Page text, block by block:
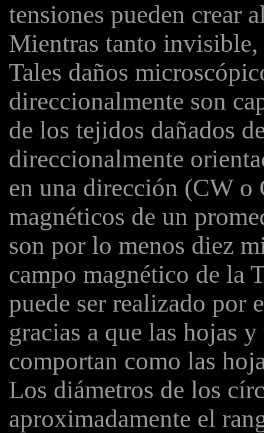
tensiones pueden crear
Mientras tanto
Tales daños
direccionalmente son
de los tejidos dañados
direccionalmente
en una dirección (CW o
magnéticos de un
son por lo menos diez
campo magnético de la
puede ser realizado por
gracias a que las hojas
comportan como las
Los diámetros de los
aproximadamente el